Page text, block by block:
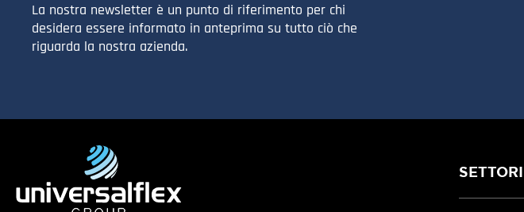
La nostra newsletter è un punto di riferimento per chi
desidera essere informato in anteprima su tutto ciò che
riguarda la nostra azienda.
SETTORI